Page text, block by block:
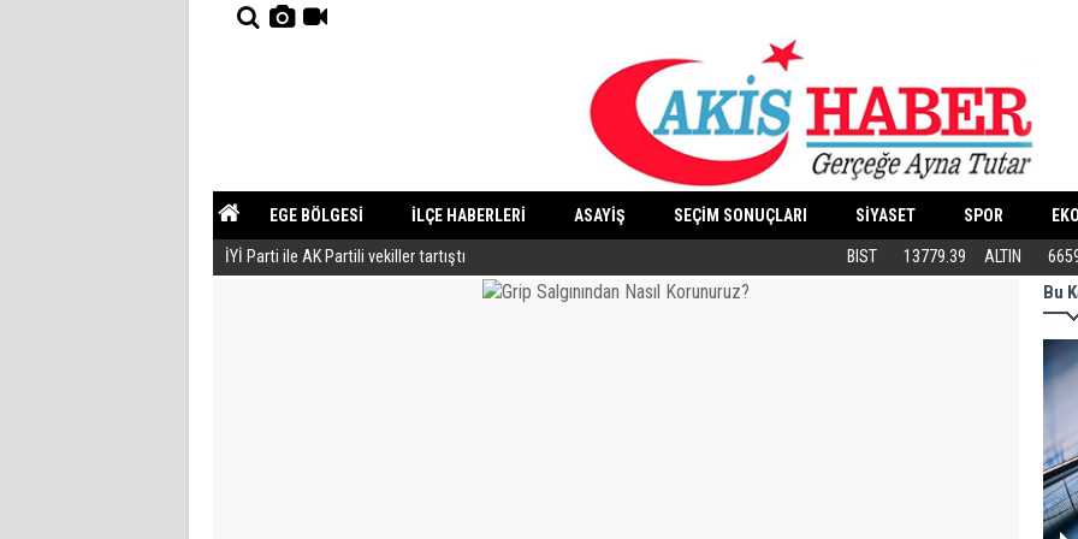
EGE BÖLGESİ İLÇE HABERLERİ ASAYİŞ SEÇİM SONUÇLARI SİYASET SPOR
YAZARLAR GÜNDEM
İYİ Parti ile AK Partili vekiller tartıştı Butik İşletmeler E-Ticarete Başlarken
BIST 13779.39 ALTIN
Bu